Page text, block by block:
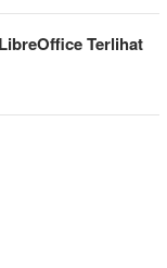
Terlihat